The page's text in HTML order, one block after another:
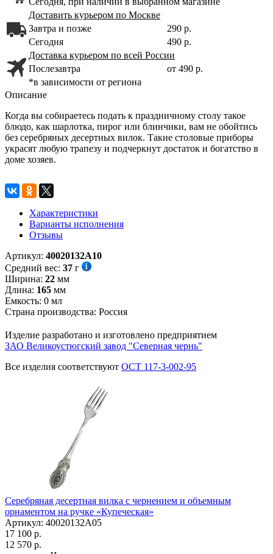
Доставить курьером по Москве
Завтра и позже
290 р.
Сегодня
490 р.
Доставка курьером по всей России
Послезавтра
от 490 р.
*в зависимости от региона
Описание
Когда вы собираетесь подать к праздничному столу такое
блюдо, как шарлотка, пирог или блинчики, вам не обойтись
без серебряных десертных вилок. Такие столовые приборы
украсят любую трапезу и подчеркнут достаток и богатство в
доме хозяев.
Характеристики
Варианты исполнения
Отзывы
Артикул: 40020132А10
Средний вес: 37 г
Ширина: 22 мм
Длина: 165 мм
Емкость: 0 мл
Страна производства: Россия
Изделие разработано и изготовлено предприятием
ЗАО Великоустюгский завод "Северная чернь"
Все изделия соответствуют ОСТ 117-3-002-95
Серебряная десертная вилка с чернением и объемным
орнаментом на ручке «Купеческая»
Артикул: 40020132А05
17 100 р.
12 570 р.